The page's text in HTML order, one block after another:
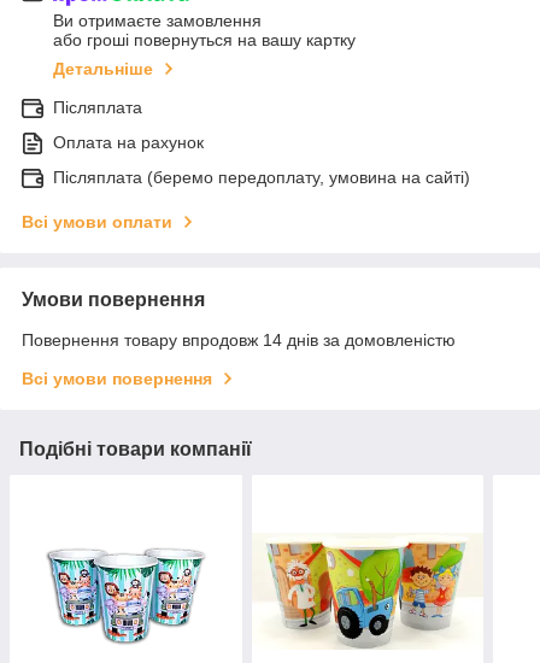
Ви отримаєте замовлення
або гроші повернуться на вашу картку
Детальніше
Післяплата
Оплата на рахунок
Післяплата (беремо передоплату, умовина на сайті)
Всі умови оплати
Умови повернення
Повернення товару впродовж 14 днів за домовленістю
Всі умови повернення
Подібні товари компанії